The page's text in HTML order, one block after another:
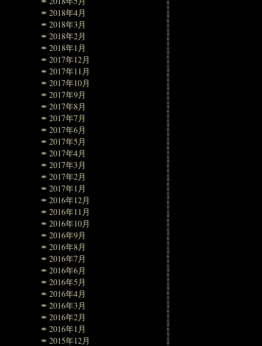
2018年4月
2018年3月
2018年2月
2018年1月
2017年12月
2017年11月
2017年10月
2017年9月
2017年8月
2017年7月
2017年6月
2017年5月
2017年4月
2017年3月
2017年2月
2017年1月
2016年12月
2016年11月
2016年10月
2016年9月
2016年8月
2016年7月
2016年6月
2016年5月
2016年4月
2016年3月
2016年2月
2016年1月
2015年12月